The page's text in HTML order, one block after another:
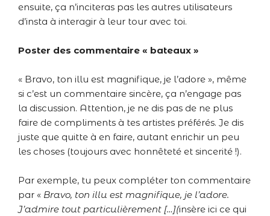
ensuite, ça n’inciteras pas les autres utilisateurs
d’insta à interagir à leur tour avec toi.
Poster des commentaire « bateaux »
« Bravo, ton illu est magnifique, je l’adore », même
si c’est un commentaire sincère, ça n’engage pas
la discussion. Attention, je ne dis pas de ne plus
faire de compliments à tes artistes préférés. Je dis
juste que quitte à en faire, autant enrichir un peu
les choses (toujours avec honnêteté et sincerité !).
Par exemple, tu peux compléter ton commentaire
par « Bravo, ton illu est magnifique, je l’adore.
J’admire tout particulièrement […](insère ici ce qui